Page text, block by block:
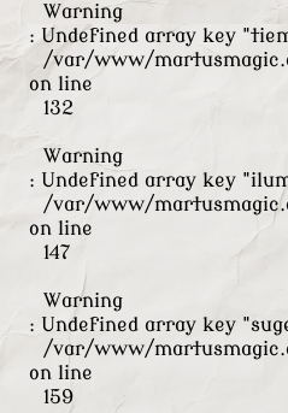
Warning
: Undefined array key
/var/www/
on line
132
Warning
: Undefined array key
/var/www/
on line
147
Warning
: Undefined array key
/var/www/
on line
159